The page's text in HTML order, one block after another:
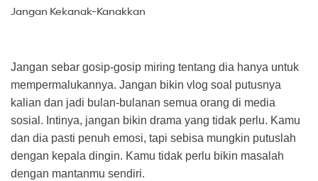
Jangan Kekanak-Kanakkan
Jangan sebar gosip-gosip miring tentang dia hanya untuk
mempermalukannya. Jangan bikin vlog soal putusnya
kalian dan jadi bulan-bulanan semua orang di media
sosial. Intinya, jangan bikin drama yang tidak perlu. Kamu
dan dia pasti penuh emosi, tapi sebisa mungkin putuslah
dengan kepala dingin. Kamu tidak perlu bikin masalah
dengan mantanmu sendiri.